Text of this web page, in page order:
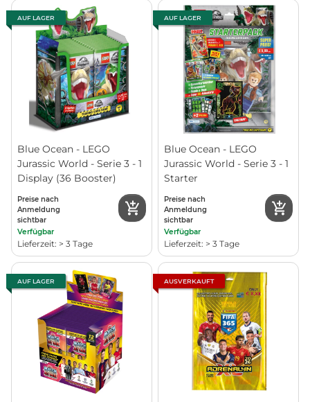
Blue Ocean - LEGO
Jurassic World - Serie 3 - 1
Display (36 Booster)
AUF LAGER
Preise nach
Anmeldung
sichtbar
Verfügbar
Lieferzeit: > 3 Tage
Blue Ocean - LEGO
Jurassic World - Serie 3 - 1
Starter
AUF LAGER
Preise nach
Anmeldung
sichtbar
Verfügbar
Lieferzeit: > 3 Tage
AUF LAGER AUSVERKAUFT